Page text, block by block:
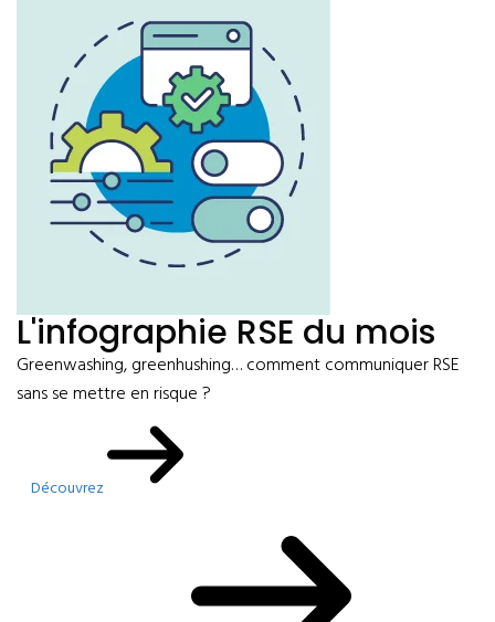
L'infographie RSE du mois
Greenwashing, greenhushing… comment communiquer RSE
sans se mettre en risque ?
Découvrez